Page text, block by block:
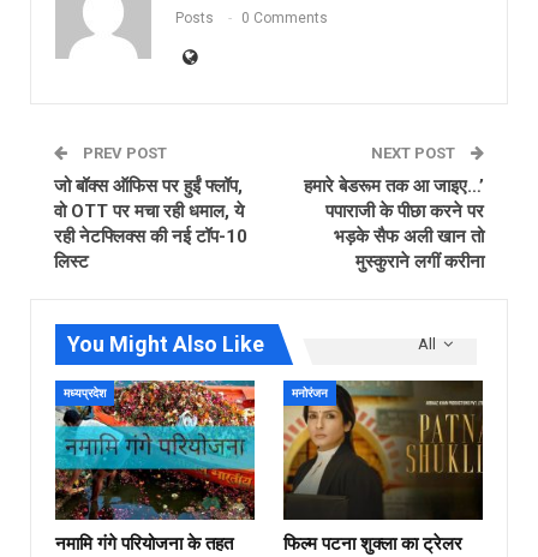
Posts 0 Comments
PREV POST
जो बॉक्स ऑफिस पर हुईं फ्लॉप,
वो OTT पर मचा रही धमाल, ये
रही नेटफ्ल‍िक्‍स की नई टॉप-10
लिस्‍ट
NEXT POST
हमारे बेडरूम तक आ जाइए…’
पपाराजी के पीछा करने पर
भड़के सैफ अली खान तो
मुस्कुराने लगीं करीना
All
You Might Also Like
मध्यप्रदेश
नमामि गंगे परियोजना के तहत
मनोरंजन
फिल्‍म पटना शुक्ला का ट्रेलर